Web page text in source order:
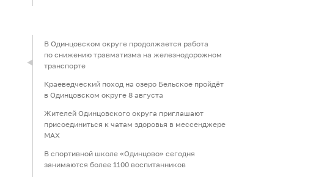
В Одинцовском округе продолжается работа
по снижению травматизма на железнодорожном
транспорте
Краеведческий поход на озеро Бельское пройдёт
в Одинцовском округе 8 августа
Жителей Одинцовского округа приглашают
присоединиться к чатам здоровья в мессенджере
МАХ
В спортивной школе «Одинцово» сегодня
занимаются более 1100 воспитанников